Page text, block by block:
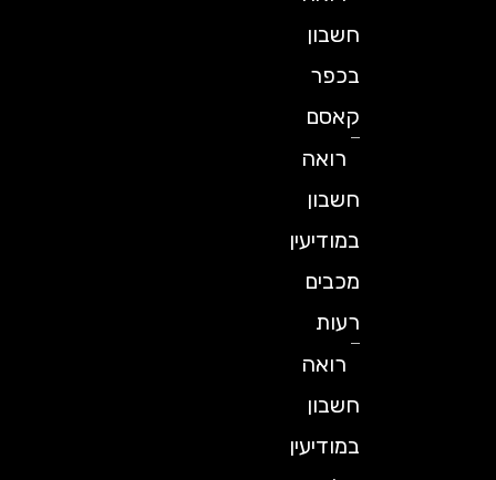
חשבון
בכפר
קאסם
רואה
חשבון
במודיעין
מכבים
רעות
רואה
חשבון
במודיעין